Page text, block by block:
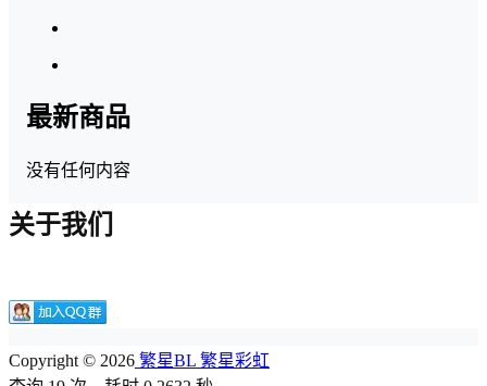
最新商品
没有任何内容
关于我们
Copyright © 2026 繁星BL 繁星彩虹